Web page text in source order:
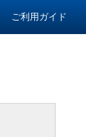
ご利用ガイド